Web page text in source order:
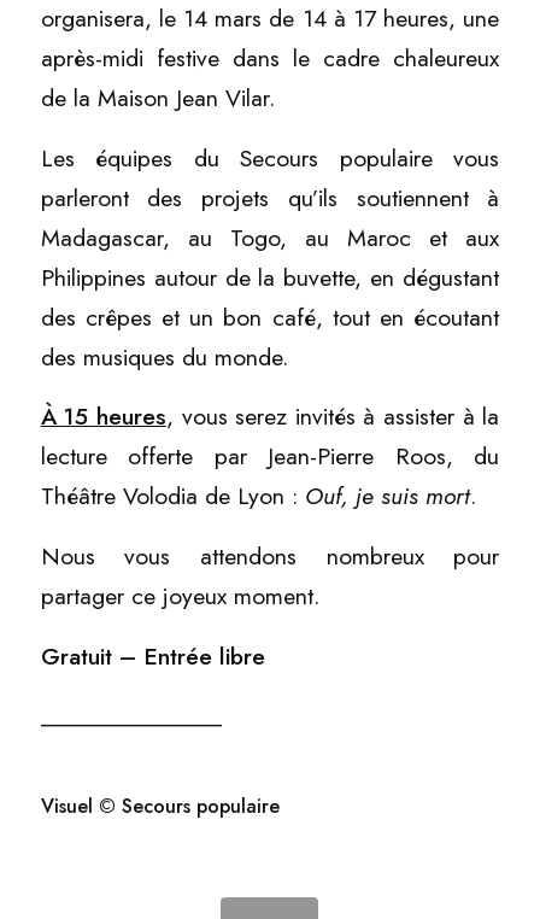
organisera, le 14 mars de 14 à 17 heures, une
après-midi festive dans le cadre chaleureux
de la Maison Jean Vilar.
Les équipes du Secours populaire vous
parleront des projets qu’ils soutiennent à
Madagascar, au Togo, au Maroc et aux
Philippines autour de la buvette, en dégustant
des crêpes et un bon café, tout en écoutant
des musiques du monde.
À 15 heures, vous serez invités à assister à la
lecture offerte par Jean-Pierre Roos, du
Théâtre Volodia de Lyon : Ouf, je suis mort.
Nous vous attendons nombreux pour
partager ce joyeux moment.
Gratuit – Entrée libre
_______________
Visuel © Secours populaire